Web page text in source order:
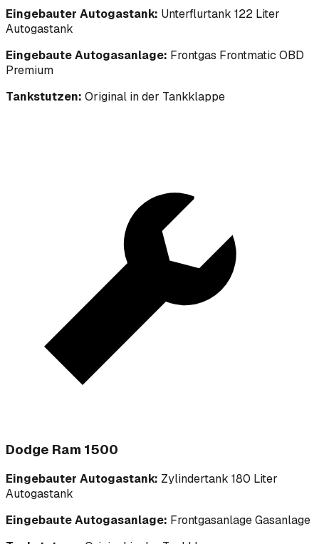
Eingebauter Autogastank: Unterflurtank 122 Liter
Autogastank
Eingebaute Autogasanlage: Frontgas Frontmatic OBD
Premium
Tankstutzen: Original in der Tankklappe
Dodge Ram 1500
Eingebauter Autogastank: Zylindertank 180 Liter
Autogastank
Eingebaute Autogasanlage: Frontgasanlage Gasanlage